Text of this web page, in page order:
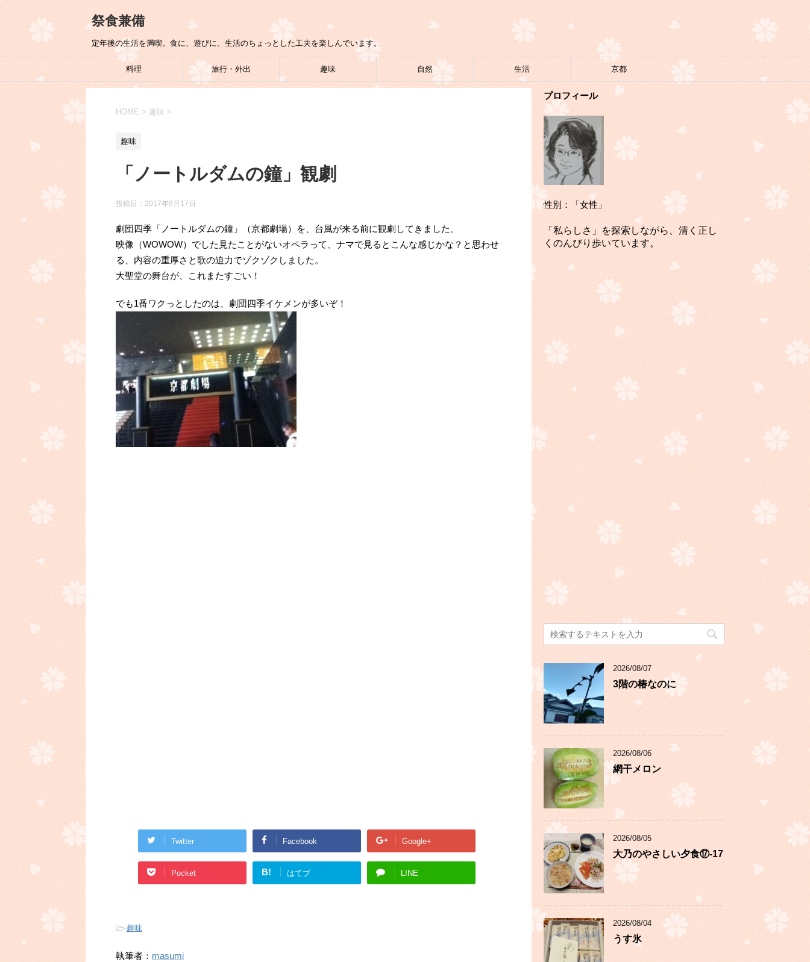
祭食兼備
定年後の生活を満喫。食に、遊びに、生活のちょっとした工夫を楽しんでいます。
料理 旅行・外出 趣味 自然 生活 京都
HOME > 趣味 >
趣味
「ノートルダムの鐘」観劇
投稿日： 2017年9月17日
劇団四季「ノートルダムの鐘」（京都劇場）を、台風が来る前に観劇してきました。
映像（WOWOW）でした見たことがないオペラって、ナマで見るとこんな感じかな？と思わせ
る、内容の重厚さと歌の迫力でゾクゾクしました。
大聖堂の舞台が、これまたすごい！
でも1番ワクっとしたのは、劇団四季イケメンが多いぞ！
Twitter Facebook Google+
Pocket B! はてブ LINE
-趣味
執筆者： masumi
プロフィール
性別：「女性」
「私らしさ」を探索しながら、清く正し
くのんびり歩いています。
2026/08/07
3階の椿なのに
2026/08/06
網干メロン
2026/08/05
大乃のやさしい夕食⑰-17
2026/08/04
うす氷